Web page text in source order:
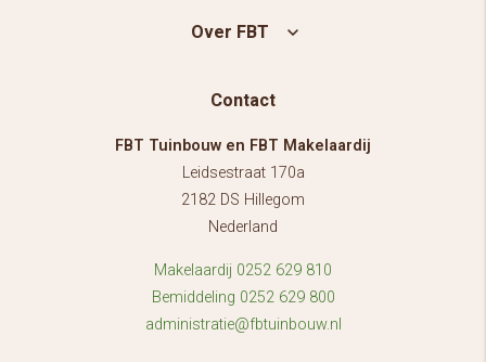
Over FBT
Contact
FBT Tuinbouw en FBT Makelaardij
Leidsestraat 170a
2182 DS Hillegom
Nederland
Makelaardij 0252 629 810
Bemiddeling 0252 629 800
administratie@fbtuinbouw.nl